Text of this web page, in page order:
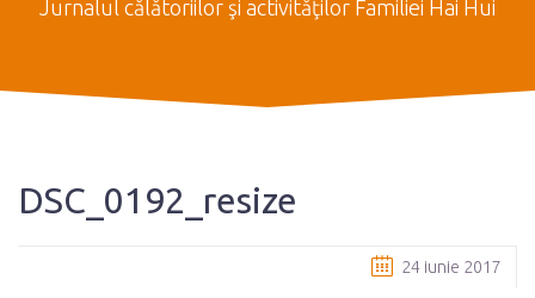
Jurnalul călătoriilor şi activităţilor Familiei Hai Hui
DSC_0192_resize
24 iunie 2017